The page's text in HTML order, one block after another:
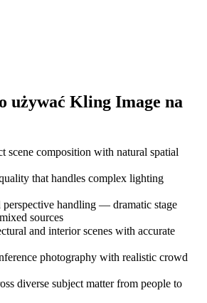
używać Kling Image na
scene composition with natural spatial
that handles complex lighting
handling — dramatic stage
sources
and interior scenes with accurate
photography with realistic crowd
diverse subject matter from people to